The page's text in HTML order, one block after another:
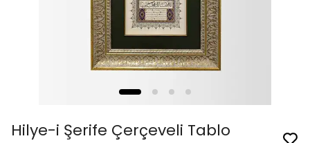
Hilye-i Şerife Çerçeveli Tablo